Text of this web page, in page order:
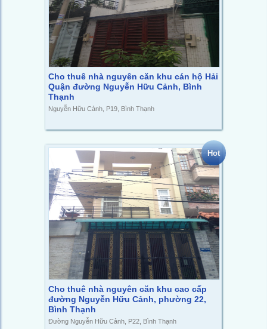
Cho thuê nhà nguyên căn khu cán hộ Hải
Quận đường Nguyễn Hữu Cảnh, Bình
Thạnh
Nguyễn Hữu Cảnh, P19, Bình Thạnh
Cho thuê nhà nguyên căn khu cao cấp
đường Nguyễn Hữu Cảnh, phường 22,
Bình Thạnh
Đường Nguyễn Hữu Cảnh, P22, Bình Thạnh
Hot